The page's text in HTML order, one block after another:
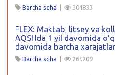
Barcha soha | 301833
FLEX: Maktab, litsey va
AQSHda 1 yil davomida
davomida barcha
Barcha soha | 269209